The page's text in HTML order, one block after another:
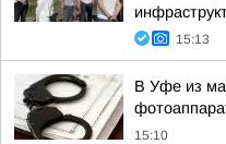
15:13
В Уфе из
15:10